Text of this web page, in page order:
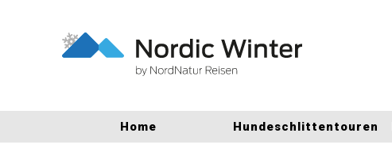
Home Hundeschlittentouren